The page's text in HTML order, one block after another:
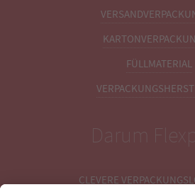
FÜLLMATERIAL
Darum
CLEVERE